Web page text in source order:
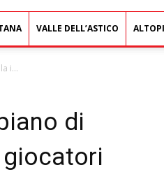
VALLE DELL’ASTICO
i...
di